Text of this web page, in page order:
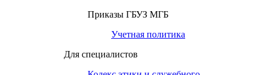
Приказы ГБУЗ МГБ
Учетная политика
Для специалистов